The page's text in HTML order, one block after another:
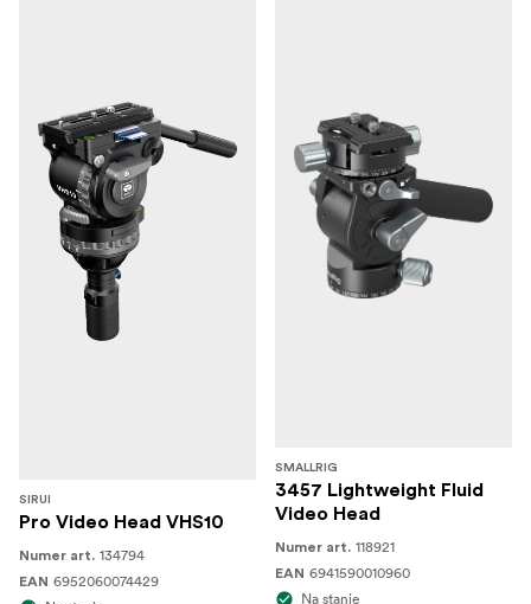
SIRUI
Pro Video Head VHS10
Numer art. 134794
EAN 6952060074429
SMALLRIG
3457 Lightweight Fluid
Video Head
Numer art. 118921
EAN 6941590010960
Na stanie